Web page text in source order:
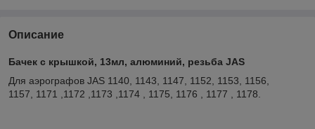
Описание
Бачек с крышкой, 13мл, алюминий, резьба JAS
Для аэрографов JAS 1140, 1143, 1147, 1152, 1153, 1156,
1157, 1171 ,1172 ,1173 ,1174 , 1175, 1176 , 1177 , 1178.